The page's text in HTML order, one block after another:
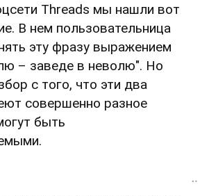
Threads мы нашли вот
В нем пользовательница
эту фразу выражением
– заведе в неволю". Но
с того, что эти два
совершенно разное
быть